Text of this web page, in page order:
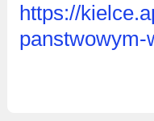
https://